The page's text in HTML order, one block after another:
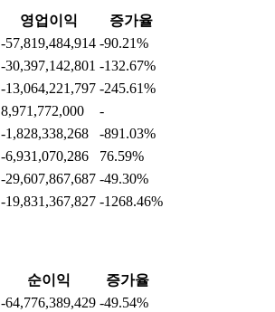
영업이익
증가율
-57,819,484,914 -90.21%
-30,397,142,801 -132.67%
-13,064,221,797 -245.61%
8,971,772,000
-
-1,828,338,268
-891.03%
-6,931,070,286
76.59%
-29,607,867,687 -49.30%
-19,831,367,827 -1268.46%
순이익
증가율
-64,776,389,429 -49.54%